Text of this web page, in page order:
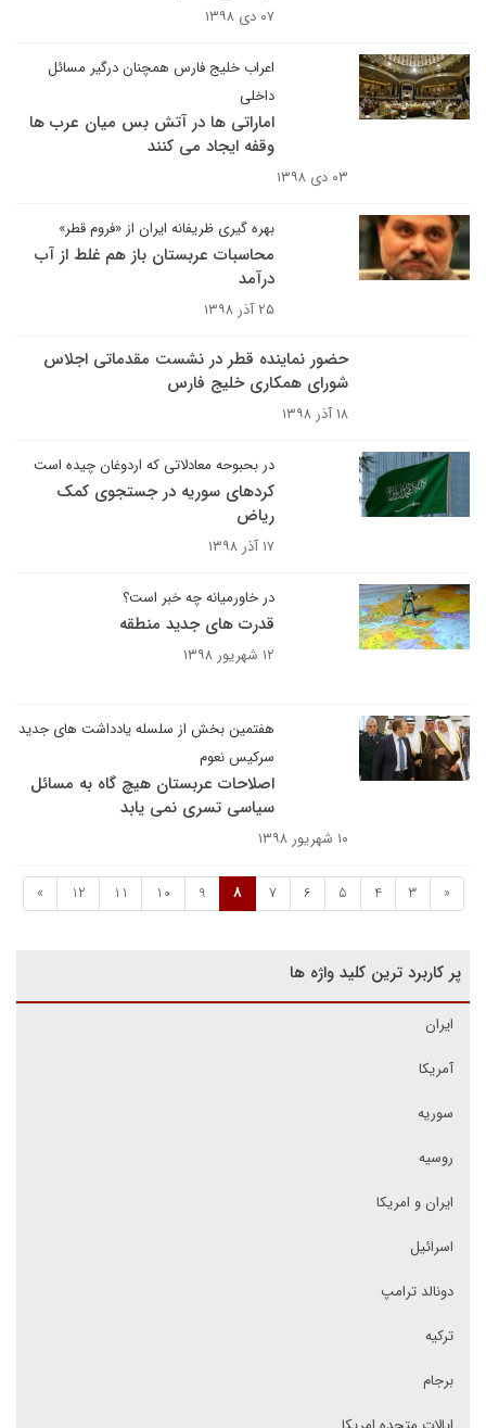
۰۷ دی ۱۳۹۸
اعراب خلیج فارس همچنان درگیر مسائل
داخلی
اماراتی ها در آتش بس میان عرب ها
وقفه ایجاد می کنند
۰۳ دی ۱۳۹۸
بهره گیری ظریفانه ایران از «فروم قطر»​​​​​​​
محاسبات عربستان باز هم غلط از آب
درآمد
۲۵ آذر ۱۳۹۸
حضور نماینده قطر در نشست مقدماتی اجلاس
شورای همکاری خلیج فارس
۱۸ آذر ۱۳۹۸
در بحبوحه معادلاتی که اردوغان چیده است
کردهای سوریه در جستجوی کمک
ریاض
۱۷ آذر ۱۳۹۸
در خاورمیانه چه خبر است؟
قدرت های جدید منطقه
۱۲ شهریور ۱۳۹۸
هفتمین بخش از سلسله یادداشت های جدید
سرکیس نعوم
اصلاحات عربستان هیچ گاه به مسائل
سیاسی تسری نمی یابد
۱۰ شهریور ۱۳۹۸
«
3
4
5
6
7
8
9
10
11
12
»
پر کاربرد ترین کلید واژه ها
ایران
آمریکا
سوریه
روسیه
ایران و امریکا
اسرائیل
دونالد ترامپ
ترکیه
برجام